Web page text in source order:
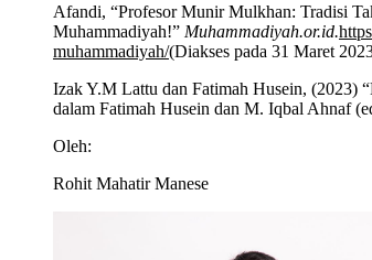
Afandi, “Profesor Munir Mulkhan: Tradisi
Muhammadiyah!” Muhammadiyah.or.id.
muhammadiyah/(Diakses pada 31 Maret
Izak Y.M Lattu dan Fatimah Husein, (2023)
dalam Fatimah Husein dan M. Iqbal Ahnaf
Oleh:
Rohit Mahatir Manese